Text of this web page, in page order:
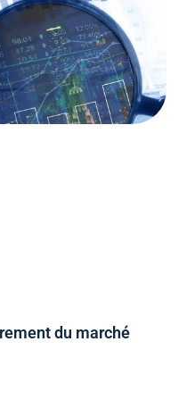
du marché